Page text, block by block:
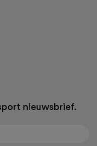
nieuwsbrief.